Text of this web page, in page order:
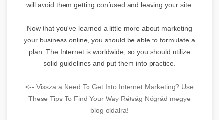
will avoid them getting confused and leaving your site.
Now that you've learned a little more about marketing
your business online, you should be able to formulate a
plan. The Internet is worldwide, so you should utilize
solid guidelines and put them into practice.
<-- Vissza a Need To Get Into Internet Marketing? Use
These Tips To Find Your Way Rétság Nógrád megye
blog oldalra!